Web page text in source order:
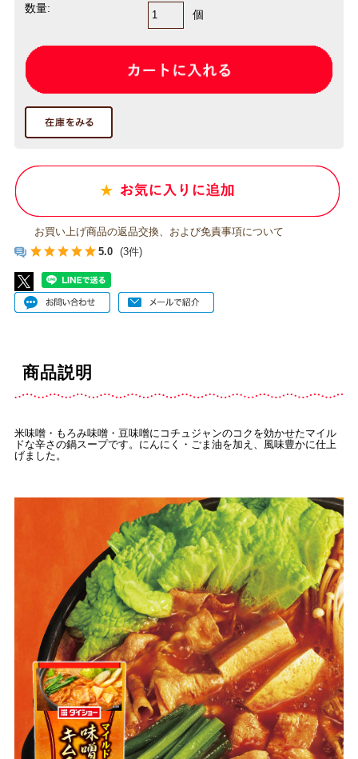
数量: 個
お買い上げ商品の返品交換、および免責事項について
5.0
(3件)
商品説明
米味噌・もろみ味噌・豆味噌にコチュジャンのコクを効かせたマイル
ドな辛さの鍋スープです。にんにく・ごま油を加え、風味豊かに仕上
げました。